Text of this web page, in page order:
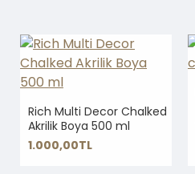
Rich Multi Decor Chalked
Akrilik Boya 500 ml
1.000,00TL